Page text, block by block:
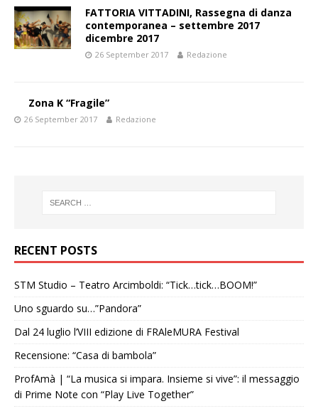
FATTORIA VITTADINI, Rassegna di danza
contemporanea – settembre 2017
dicembre 2017
26 September 2017 Redazione
Zona K “Fragile”
26 September 2017 Redazione
RECENT POSTS
STM Studio – Teatro Arcimboldi: “Tick…tick…BOOM!”
Uno sguardo su…”Pandora”
Dal 24 luglio l’VIII edizione di FRAleMURA Festival
Recensione: “Casa di bambola”
ProfAmà | “La musica si impara. Insieme si vive”: il messaggio
di Prime Note con “Play Live Together”